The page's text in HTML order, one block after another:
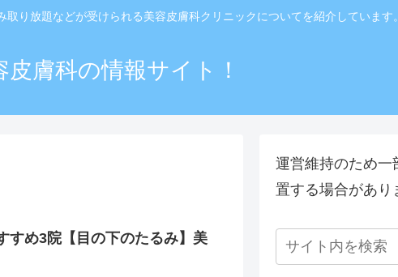
り放題などが受けられる美容皮膚科クリニックについてを紹介しています。
膚科の情報サイト！
すめ3院【目の下のたるみ】美
運営維持のため一
置する場合があり